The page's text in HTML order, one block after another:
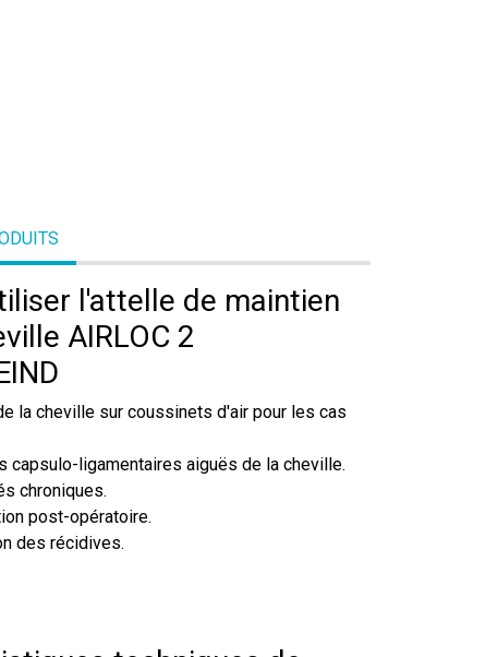
l'attelle de maintien
AIRLOC 2
la cheville sur coussinets d'air pour les cas
capsulo-ligamentaires aiguës de la cheville.
chroniques.
post-opératoire.
des récidives.